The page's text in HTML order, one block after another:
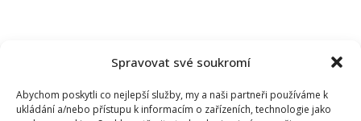
Spravovat své soukromí
Abychom poskytli co nejlepší služby, my a naši partneři používáme k
ukládání a/nebo přístupu k informacím o zařízeních, technologie jako